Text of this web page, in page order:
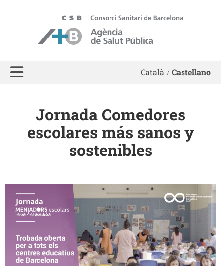
Català Castellano
Jornada Comedores
escolares más sanos y
sostenibles